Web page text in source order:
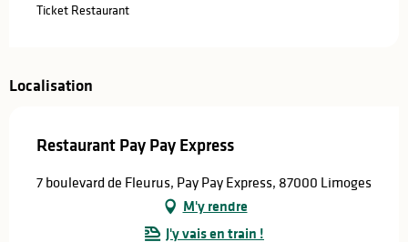
Ticket Restaurant
Localisation
Restaurant Pay Pay Express
7 boulevard de Fleurus, Pay Pay Express, 87000 Limoges
M'y rendre
J'y vais en train !